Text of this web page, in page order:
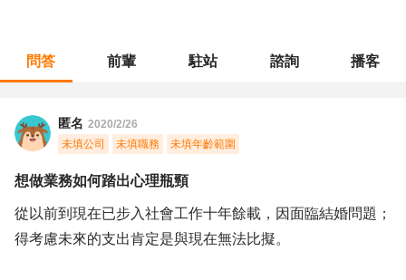
問答 前輩 駐站 諮詢 播客
匿名 2020/2/26
未填公司
未填職務 未填年齡範圍
想做業務如何踏出心理瓶頸
從以前到現在已步入社會工作十年餘載，因面臨結婚問題；
得考慮未來的支出肯定是與現在無法比擬。